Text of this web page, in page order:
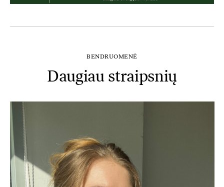
BENDRUOMENĖ
Daugiau straipsnių